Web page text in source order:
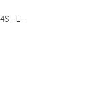
- Li-